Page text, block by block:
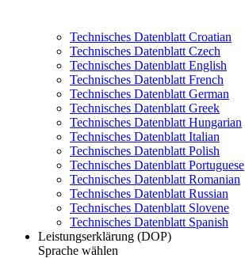
Technisches Datenblatt Croatian
Technisches Datenblatt Czech
Technisches Datenblatt English
Technisches Datenblatt French
Technisches Datenblatt German
Technisches Datenblatt Greek
Technisches Datenblatt Hungarian
Technisches Datenblatt Italian
Technisches Datenblatt Polish
Technisches Datenblatt Portuguese
Technisches Datenblatt Romanian
Technisches Datenblatt Russian
Technisches Datenblatt Slovene
Technisches Datenblatt Spanish
Leistungserklärung (DOP)
Sprache wählen